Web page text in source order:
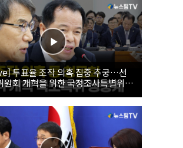
투표율 조작 의혹 집중 추궁…선
원회 개혁을 위한 국정조사특별위원